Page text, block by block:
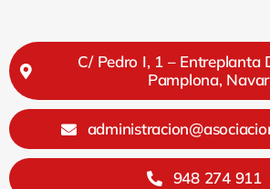
C/ Pedro I, 1 – Entreplanta
Pamplona,
948 274 911